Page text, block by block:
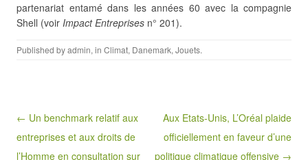
partenariat entamé dans les années 60 avec la compagnie
Shell (voir Impact Entreprises n° 201).
Published byadmin, in Climat, Danemark, Jouets.
Post navigation
← Un benchmark relatif aux
entreprises et aux droits de
l’Homme en consultation sur
Aux Etats-Unis, L’Oréal plaide
officiellement en faveur d’une
politique climatique offensive →